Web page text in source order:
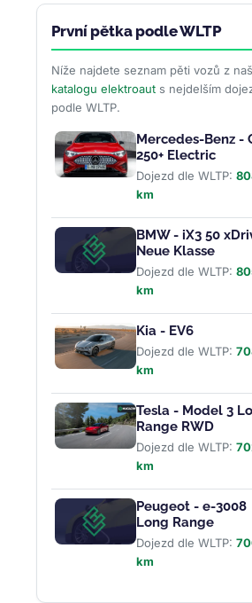
První pětka podle WLTP
Níže najdete seznam pěti vozů z
katalogu elektroauts nejdelším
podle WLTP.
Mercedes-Benz -
250+ Electric
Dojezd dle WLTP:
km
BMW - iX3 50
Neue Klasse
Dojezd dle WLTP:
km
Kia - EV6
Dojezd dle WLTP:
km
Tesla - Model 3
Range RWD
Dojezd dle WLTP:
km
Peugeot - e-3008
Long Range
Dojezd dle WLTP:
km